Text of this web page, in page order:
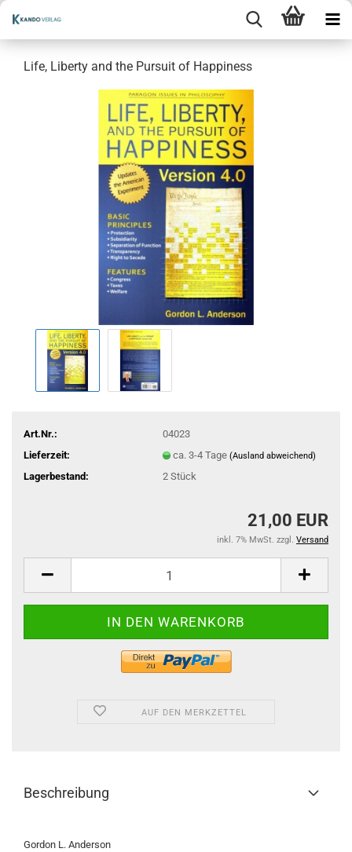
Life, Liberty and the Pursuit of Happiness
Art.Nr.:
04023
Lieferzeit:
ca. 3-4 Tage (Ausland abweichend)
Lagerbestand: 2 Stück
21,00 EUR
inkl. 7% MwSt. zzgl. Versand
AUF DEN MERKZETTEL
Beschreibung
Gordon L. Anderson